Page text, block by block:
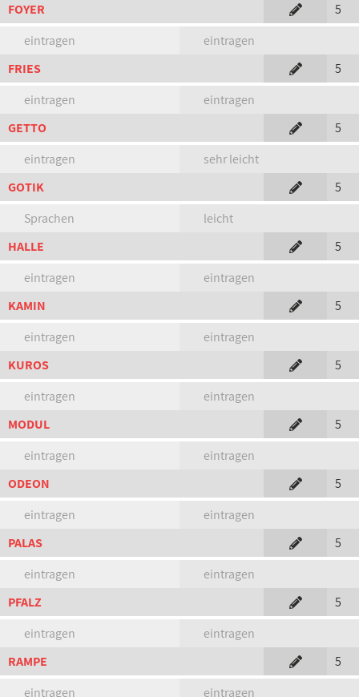
FOYER
5
eintragen
eintragen
FRIES
5
eintragen
eintragen
GETTO
5
eintragen
sehr leicht
GOTIK
5
Sprachen
leicht
HALLE
5
eintragen
eintragen
KAMIN
5
eintragen
eintragen
KUROS
5
eintragen
eintragen
MODUL
5
eintragen
eintragen
ODEON
5
eintragen
eintragen
PALAS
5
eintragen
eintragen
PFALZ
5
eintragen
eintragen
RAMPE
5
eintragen
eintragen